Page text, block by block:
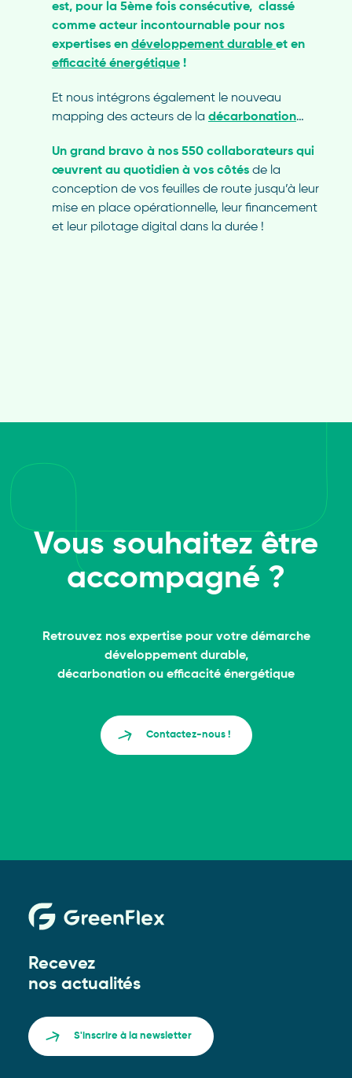
est, pour la 5èmefois consécutive, classé
comme acteur incontournable pour nos
expertises en développement durable et en
efficacité énergétique!
Et nous intégrons également le nouveau
mapping des acteurs de la décarbonation…
Un grand bravo à nos 550 collaborateurs qui
œuvrent au quotidien à vos côtésde la
conception de vos feuilles de route jusqu’à leur
mise en place opérationnelle, leur financement
et leur pilotage digital dans la durée !
Vous souhaitez être
accompagné ?
Retrouvez nos expertise pour votre démarche
développement durable,
décarbonation ou efficacité énergétique
Contactez-nous !
Recevez
nos actualités
S'inscrire à la newsletter